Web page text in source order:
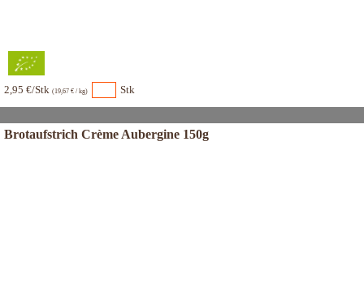
2,95 €/Stk (19,67 € / kg) Stk
Brotaufstrich Crème Aubergine 150g